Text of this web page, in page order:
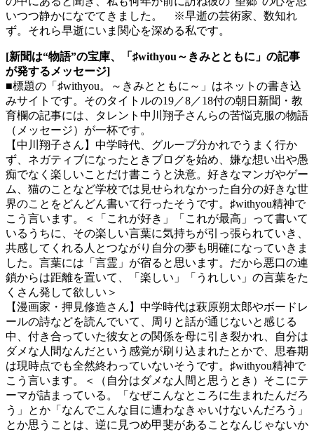
いつつ静かになでてきました。 ※早逝の芸術家、数知れ
ず。それら早逝にいま関心を深める私です。
[新聞は“物語”の宝庫、「♯withyou～きみとともに」の記事
が発するメッセージ]
■標題の「♯withyou。～きみとともに～」はネットの書き込
みサイトです。そのタイトルの19／8／18付の朝日新聞・教
育欄の記事には、タレント中川翔子さんらの苦悩克服の物語
（メッセージ）が一杯です。
【中川翔子さん】中学時代、グループ分かれでうまく行か
ず、ネガティブになったときブログを始め、嫌な想い出や愚
痴でなく楽しいことだけ書こうと決意。好きなマンガやゲー
ム、猫のことなど学校では見せられなかった自分の好きな世
界のことをどんどん書いて行ったそうです。♯withyou精神で
こう言います。＜「これが好き」「これが最高」って書いて
いるうちに、その楽しい言葉に気持ちが引っ張られていき、
共感してくれる人とつながり自分の夢も明確になっていきま
した。言葉には「言霊」が宿ると思います。だから悪口の連
鎖からは距離を置いて、「楽しい」「うれしい」の言葉をた
くさん発して欲しい＞
【漫画家・押見修造さん】中学時代は萩原朔太郎やボードレ
ールの詩などを読んでいて、周りと話が通じないと感じる
中、付き合っていた彼女との関係を母に引き裂かれ、自分は
ダメな人間なんだという感覚が刷り込まれたとかで、思春期
は現時点でも全然終わっていないそうです。♯withyou精神で
こう言います。＜（自分はダメな人間と思うとき）そこにテ
ーマが詰まっている。「なぜこんなところに生まれたんだろ
う」とか「なんでこんな目に遭わなきゃいけないんだろう」
とか思うことは、逆に見つめ甲斐があることなんじゃないか